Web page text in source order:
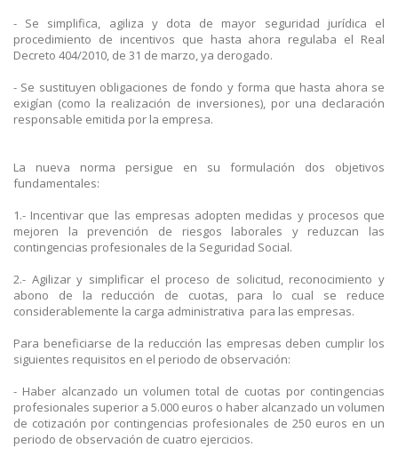
- Se simplifica, agiliza y dota de mayor seguridad jurídica el
procedimiento de incentivos que hasta ahora regulaba el Real
Decreto 404/2010, de 31 de marzo, ya derogado.
- Se sustituyen obligaciones de fondo y forma que hasta ahora se
exigían (como la realización de inversiones), por una declaración
responsable emitida por la empresa.
La nueva norma persigue en su formulación dos objetivos
fundamentales:
1.- Incentivar que las empresas adopten medidas y procesos que
mejoren la prevención de riesgos laborales y reduzcan las
contingencias profesionales de la Seguridad Social.
2.- Agilizar y simplificar el proceso de solicitud, reconocimiento y
abono de la reducción de cuotas, para lo cual se reduce
considerablemente la carga administrativa para las empresas.
Para beneficiarse de la reducción las empresas deben cumplir los
siguientes requisitos en el periodo de observación:
- Haber alcanzado un volumen total de cuotas por contingencias
profesionales superior a 5.000 euros o haber alcanzado un volumen
de cotización por contingencias profesionales de 250 euros en un
periodo de observación de cuatro ejercicios.